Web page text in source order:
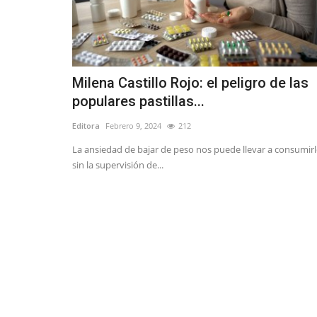
Milena Castillo Rojo: el peligro de las
populares pastillas...
Editora Febrero 9, 2024 212
La ansiedad de bajar de peso nos puede llevar a
sin la supervisión de...